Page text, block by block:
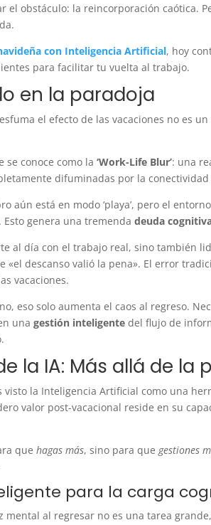
el obstáculo: la reincorporación caótica.
con Inteligencia Artificial, hoy
para facilitar tu vuelta al trabajo.
en la paradoja
el efecto de las vacaciones no es
se conoce como la‘Work-Life Blur’: una
difuminadas por la conectividad
aún está en modo ‘playa’, pero el
Esto genera una tremendadeuda
al día con el trabajo real, sino también
«el descanso valió la pena». El error
vacaciones.
eso solo aumenta el caos al regreso.
unagestión inteligente del flujo de
la IA: Más allá de la
visto la Inteligencia Artificial como una
valor post-vacacional reside en su
quehagas más, sino para quegestiones
para la carga
mental al regresar no es una tarea